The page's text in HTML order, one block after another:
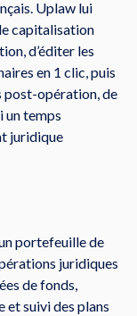
Uplaw lui
capitalisation
d’éditer les
en 1 clic, puis
opération, de
un temps
juridique
portefeuille de
juridiques
de fonds,
et suivi des plans